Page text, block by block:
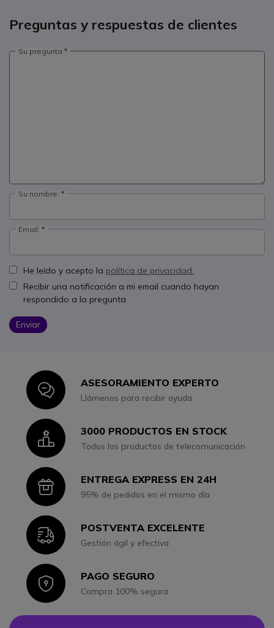
Preguntas y respuestas de clientes
Su pregunta
Su nombre:
Email:
He leído y acepto la política de privacidad.
Recibir una notificación a mi email cuando hayan
respondido a la pregunta
Enviar
IconASESORAMIENTO EXPERTO
Llámenos para recibir ayuda
Icon3000 PRODUCTOS EN STOCK
Todos los productos de telecomunicación
IconENTREGA EXPRESS EN 24H
95% de pedidos en el mismo día
IconPOSTVENTA EXCELENTE
Gestión ágil y efectiva
IconPAGO SEGURO
Compra 100% segura